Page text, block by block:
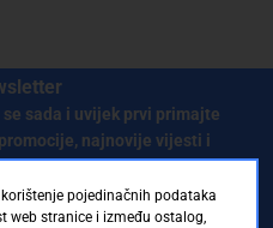
sada i uvijek prvi primajte
najnovije vijesti i
pojedinačnih podataka
web stranice i između ostalog,